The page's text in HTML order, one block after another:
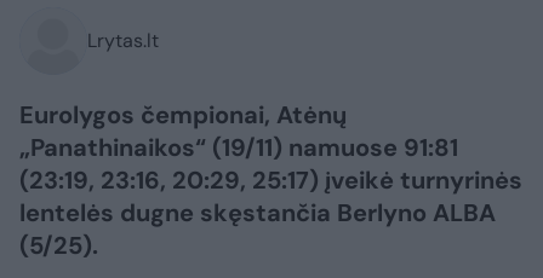
Lrytas.lt
Eurolygos čempionai, Atėnų
„Panathinaikos“ (19/11) namuose 91:81
(23:19, 23:16, 20:29, 25:17) įveikė turnyrinės
lentelės dugne skęstančia Berlyno ALBA
(5/25).